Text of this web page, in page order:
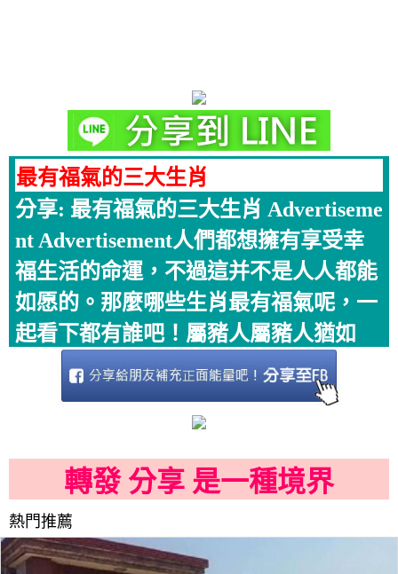
最有福氣的三大生肖
分享: 最有福氣的三大生肖 Advertiseme
nt Advertisement人們都想擁有享受幸
福生活的命運，不過這并不是人人都能
如愿的。那麼哪些生肖最有福氣呢，一
起看下都有誰吧！屬豬人屬豬人猶如
轉發 分享 是一種境界
熱門推薦